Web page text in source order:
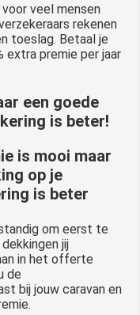
veel mensen
rekenen
toeslag. Betaal je
extra premie per jaar
een goede
is beter!
om eerst te
jij
in het offerte
de
bij jouw caravan en